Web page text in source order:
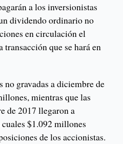
a los inversionistas
dividendo ordinario no
en circulación el
que se hará en
gravadas a diciembre de
mientras que las
de 2017 llegaron a
$1.092 millones
de los accionistas.